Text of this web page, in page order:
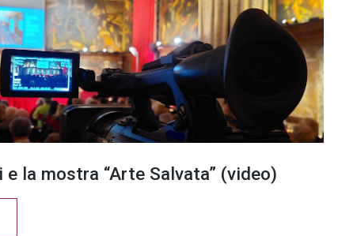
la mostra “Arte Salvata” (video)